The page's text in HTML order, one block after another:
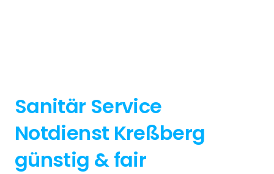
Sanitär Service
Notdienst Kreßberg
günstig & fair